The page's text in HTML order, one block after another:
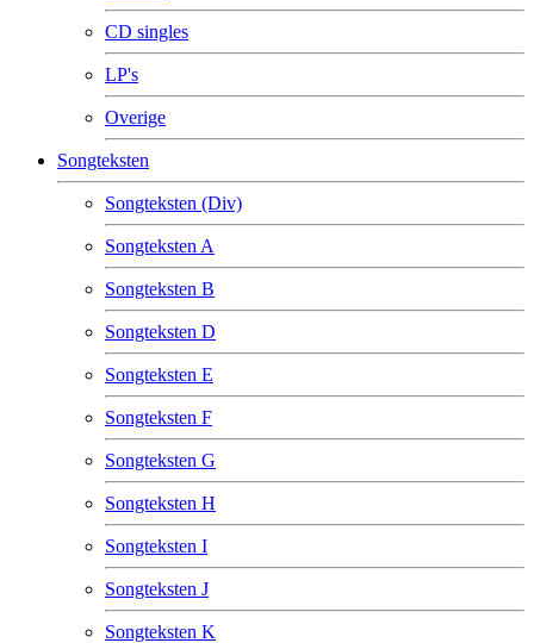
CD singles
LP's
Overige
Songteksten
Songteksten (Div)
Songteksten A
Songteksten B
Songteksten D
Songteksten E
Songteksten F
Songteksten G
Songteksten H
Songteksten I
Songteksten J
Songteksten K